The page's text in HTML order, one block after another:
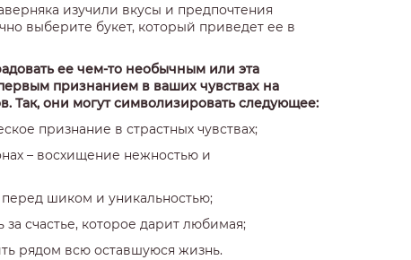
изучили вкусы и предпочтения
выберите букет, который приведет ее в
ее чем-то необычным или эта
признанием в ваших чувствах на
Так, они могут символизировать следующее:
признание в страстных чувствах;
– восхищение нежностью и
шиком и уникальностью;
за счастье, которое дарит любимая;
рядом всю оставшуюся жизнь.